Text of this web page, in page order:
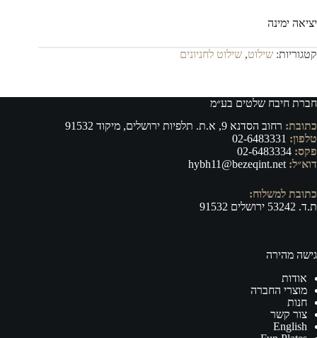
יציאה ימינה
קטגוריות: שילוט, שילוט לחניונים
חברת חיבח שלטים בע״מ
כתובת: רחוב הסדנא 9, א.ת. תלפיות ירושלים, מיקוד 91532
טלפון: 02-6483331
פקס:
דוא״ל: hybh11@bezeqint.net
כתובת למשלוח:
ת.ד. 53242 ירושלים 91532
גישה מהירה
אודות
מוצרי החברה
חנות
צור קשר
English